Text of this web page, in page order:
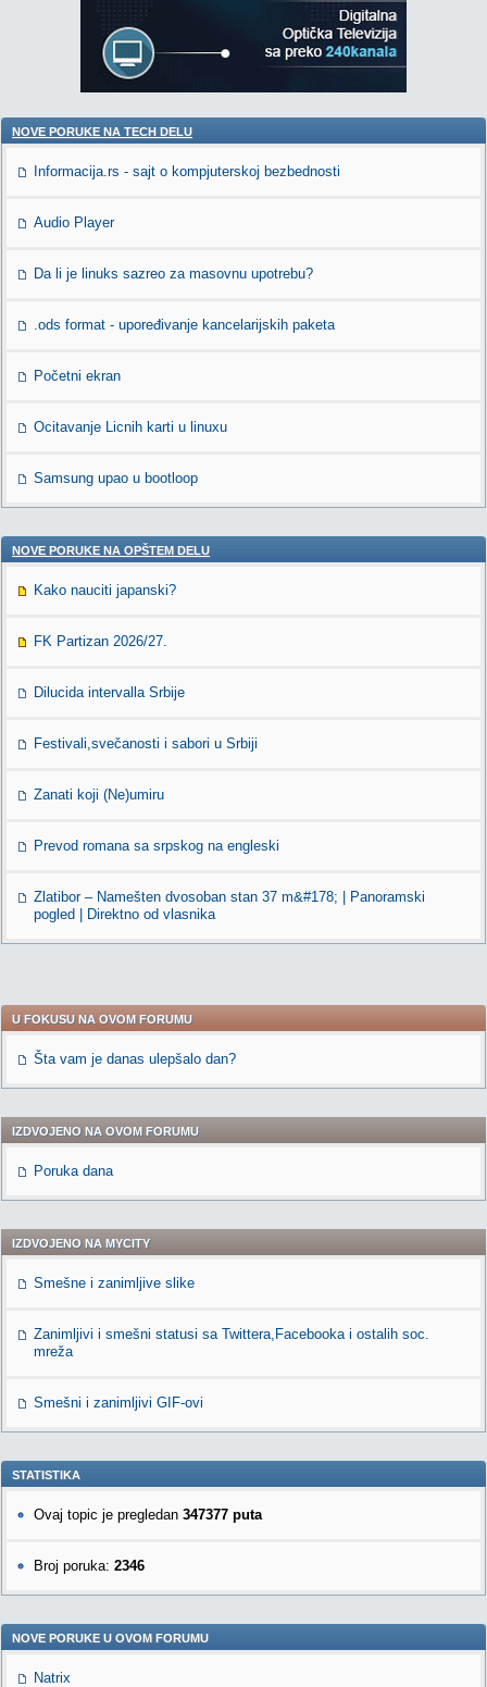
NOVE PORUKE NA TECH DELU
Informacija.rs - sajt o kompjuterskoj bezbednosti
Audio Player
Da li je linuks sazreo za masovnu upotrebu?
.ods format - upoređivanje kancelarijskih paketa
Početni ekran
Ocitavanje Licnih karti u linuxu
Samsung upao u bootloop
NOVE PORUKE NA OPŠTEM DELU
Kako nauciti japanski?
FK Partizan 2026/27.
Dilucida intervalla Srbije
Festivali,svečanosti i sabori u Srbiji
Zanati koji (Ne)umiru
Prevod romana sa srpskog na engleski
Zlatibor – Namešten dvosoban stan 37 m&#178; | Panoramski
pogled | Direktno od vlasnika
U FOKUSU NA OVOM FORUMU
Šta vam je danas ulepšalo dan?
IZDVOJENO NA OVOM FORUMU
Poruka dana
IZDVOJENO NA MYCITY
Smešne i zanimljive slike
Zanimljivi i smešni statusi sa Twittera,Facebooka i ostalih soc.
mreža
Smešni i zanimljivi GIF-ovi
STATISTIKA
Ovaj topic je pregledan 347377 puta
Broj poruka: 2346
NOVE PORUKE U OVOM FORUMU
Natrix